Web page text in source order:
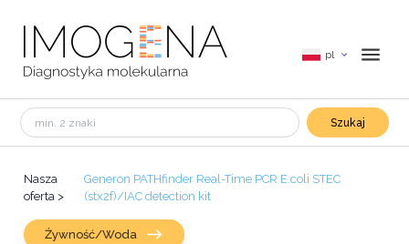
pl
Szukaj
Nasza
oferta >
Generon PATHfinder Real-Time PCR E.coli STEC
(stx2f)/IAC detection kit
Żywność/Woda